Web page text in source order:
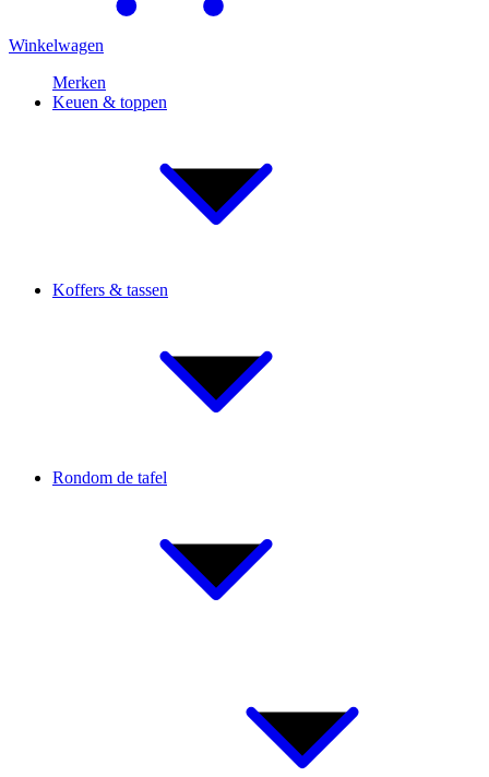
Winkelwagen
Merken
Keuen & toppen
Koffers & tassen
Rondom de tafel